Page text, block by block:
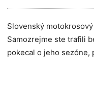
Slovenský
Samozrejme ste trafili
pokecal o jeho